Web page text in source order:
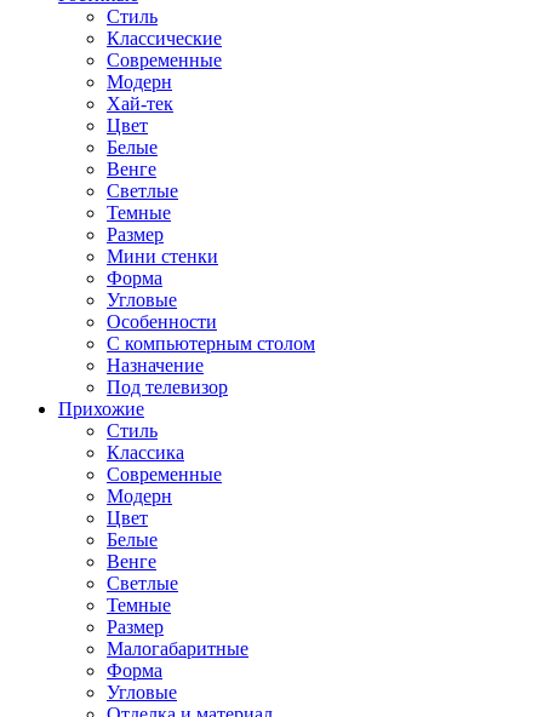
Стиль
Классические
Современные
Модерн
Хай-тек
Цвет
Белые
Венге
Светлые
Темные
Размер
Мини стенки
Форма
Угловые
Особенности
С компьютерным столом
Назначение
Под телевизор
Прихожие
Стиль
Классика
Современные
Модерн
Цвет
Белые
Венге
Светлые
Темные
Размер
Малогабаритные
Форма
Угловые